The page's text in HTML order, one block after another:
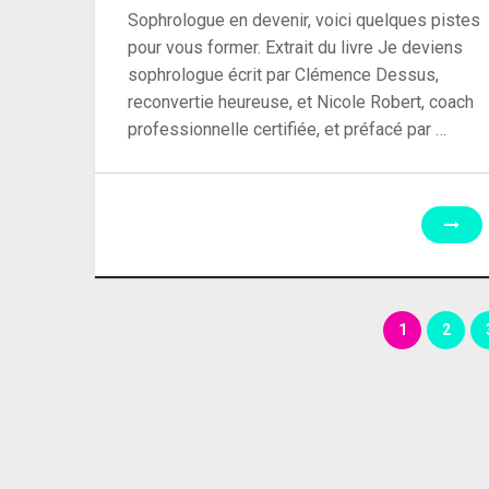
Sophrologue en devenir, voici quelques pistes
pour vous former. Extrait du livre Je deviens
sophrologue écrit par Clémence Dessus,
reconvertie heureuse, et Nicole Robert, coach
professionnelle certifiée, et préfacé par …
1 2